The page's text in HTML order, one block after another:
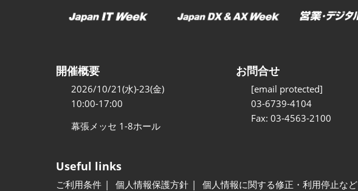
開催概要
2026/10/21(水)-23(金)
10:00-17:00
幕張メッセ 1-8ホール
お問合せ
[email protected]
03-6739-4104
Fax: 03-4563-2100
Useful links
ご利用条件 個人情報保護方針 個人情報に関する修正・利用停止など